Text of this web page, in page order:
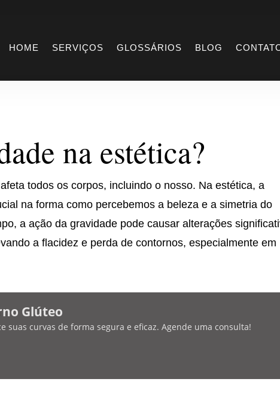
HOME SERVIÇOS GLOSSÁRIOS BLOG
na estética
na estética?
todos os corpos, incluindo o nosso. Na estética, a
na forma como percebemos a beleza e a simetria do
a ação da gravidade pode causar alterações
a flacidez e perda de contornos, especialmente em
Glúteo
suas curvas de forma segura e eficaz. Agende uma consulta!